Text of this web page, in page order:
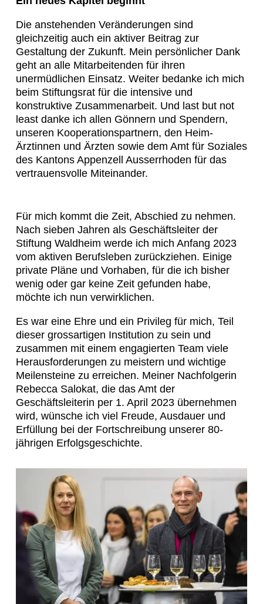
Die anstehenden Veränderungen sind
gleichzeitig auch ein aktiver Beitrag zur
Gestaltung der Zukunft. Mein persönlicher Dank
geht an alle Mitarbeitenden für ihren
unermüdlichen Einsatz. Weiter bedanke ich mich
beim Stiftungsrat für die intensive und
konstruktive Zusammenarbeit. Und last but not
least danke ich allen Gönnern und Spendern,
unseren Kooperationspartnern, den Heim-
Ärztinnen und Ärzten sowie dem Amt für Soziales
des Kantons Appenzell Ausserrhoden für das
vertrauensvolle Miteinander.
Für mich kommt die Zeit, Abschied zu nehmen.
Nach sieben Jahren als Geschäftsleiter der
Stiftung Waldheim werde ich mich Anfang 2023
vom aktiven Berufsleben zurückziehen. Einige
private Pläne und Vorhaben, für die ich bisher
wenig oder gar keine Zeit gefunden habe,
möchte ich nun verwirklichen.
Es war eine Ehre und ein Privileg für mich, Teil
dieser grossartigen Institution zu sein und
zusammen mit einem engagierten Team viele
Herausforderungen zu meistern und wichtige
Meilensteine zu erreichen. Meiner Nachfolgerin
Rebecca Salokat, die das Amt der
Geschäftsleiterin per 1. April 2023 übernehmen
wird, wünsche ich viel Freude, Ausdauer und
Erfüllung bei der Fortschreibung unserer 80-
jährigen Erfolgsgeschichte.